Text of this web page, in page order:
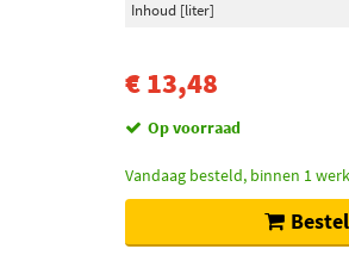
Inhoud [liter]
€ 13,48
Op voorraad
Vandaag besteld, binnen 1